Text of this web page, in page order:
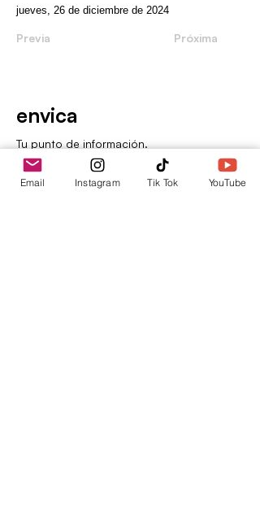
jueves, 26 de diciembre de 2024
Previa Próxima
envica
Tu punto de información.
Email Instagram Tik Tok YouTube